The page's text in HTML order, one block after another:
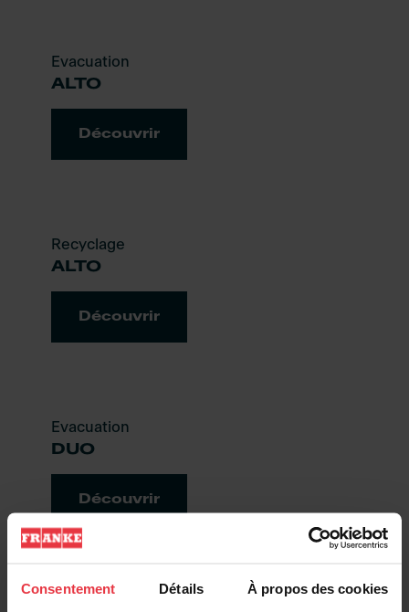
Consentement Détails À propos des cookies
Evacuation
ALTO
Découvrir
Recyclage
ALTO
Découvrir
Evacuation
DUO
Découvrir